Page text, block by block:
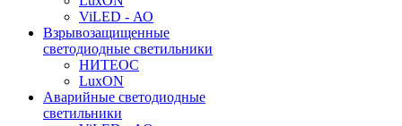
ViLED - АО
Взрывозащищенные
светодиодные светильники
НИТЕОС
LuxON
Аварийные светодиодные
светильники